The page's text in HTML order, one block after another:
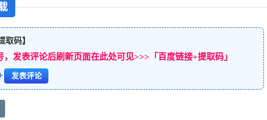
取码】
，发表评论后刷新页面在此处可见>>>「百度链接+提取码」
发表评论